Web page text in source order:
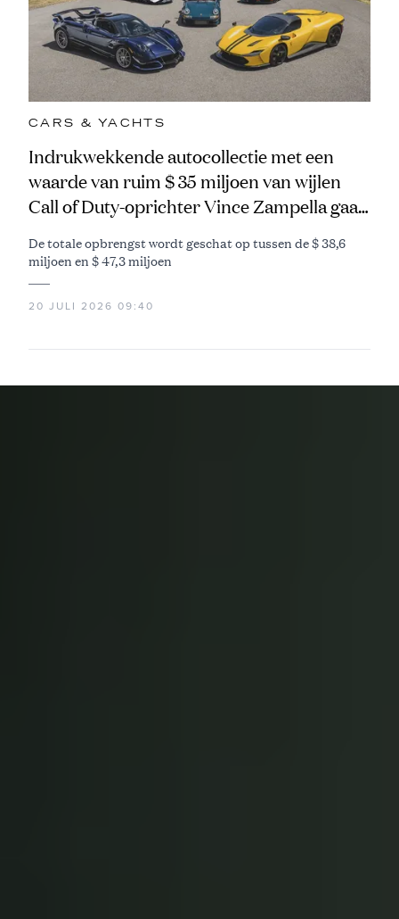
CARS & YACHTS
Indrukwekkende autocollectie met een
waarde van ruim $ 35 miljoen van wijlen
Call of Duty-oprichter Vince Zampella gaat
De totale opbrengst wordt geschat op tussen de $ 38,6
miljoen en $ 47,3 miljoen
20 JULI 2026 09:40